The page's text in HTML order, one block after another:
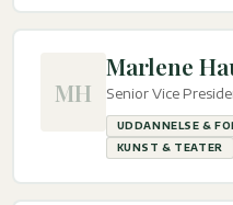
MH
Marlene
Senior Vice
UDDANNELSE &
KUNST & TEATER